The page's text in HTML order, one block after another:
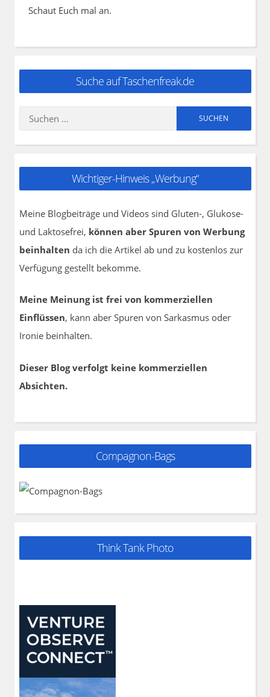
Schaut Euch mal an.
Suche auf Taschenfreak.de
Suchen
nach:
Wichtiger-Hinweis „Werbung“
Meine Blogbeiträge und Videos sind Gluten-, Glukose-
und Laktosefrei, können aber Spuren von Werbung
beinhalten da ich die Artikel ab und zu kostenlos zur
Verfügung gestellt bekomme.
Meine Meinung ist frei von kommerziellen
Einflüssen, kann aber Spuren von Sarkasmus oder
Ironie beinhalten.
Dieser Blog verfolgt keine kommerziellen
Absichten.
Compagnon-Bags
Think Tank Photo